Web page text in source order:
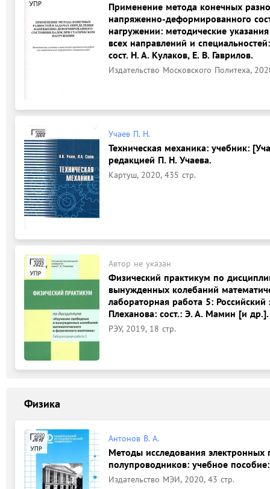
Применение метода конечных
напряженно-деформированного
нагружении: методические
всех направлений и
сост. Н. А. Кулаков, Е. В. Гаврилов.
Издательство Московского Политеха,
Учаев П. Н.
Техническая механика: учебник:
редакцией П. Н. Учаева.
Картуш, 2020, 435 стр.
Автор не указан
Физический практикум по
вынужденных колебаний
лабораторная работа 5:
Плеханова: сост.: Э. А. Мамин [и др.].
РЭУ, 2019, 18 стр.
Физика
Антонов В. А.
Методы исследования электронных
полупроводников: учебное
Издательство МЭИ, 2020, 43 стр.